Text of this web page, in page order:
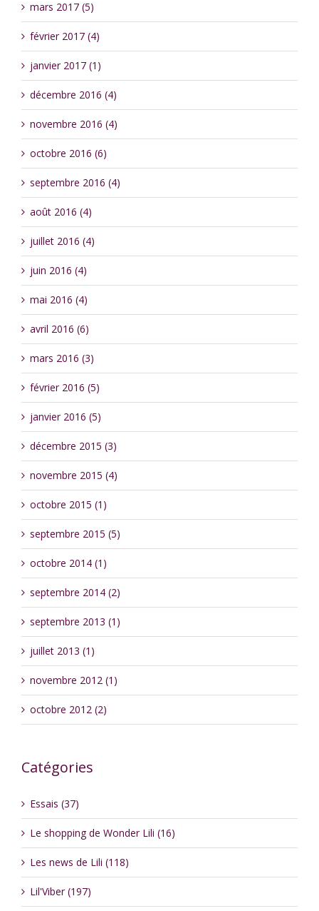
mars 2017 (5)
février 2017 (4)
janvier 2017 (1)
décembre 2016 (4)
novembre 2016 (4)
octobre 2016 (6)
septembre 2016 (4)
août 2016 (4)
juillet 2016 (4)
juin 2016 (4)
mai 2016 (4)
avril 2016 (6)
mars 2016 (3)
février 2016 (5)
janvier 2016 (5)
décembre 2015 (3)
novembre 2015 (4)
octobre 2015 (1)
septembre 2015 (5)
octobre 2014 (1)
septembre 2014 (2)
septembre 2013 (1)
juillet 2013 (1)
novembre 2012 (1)
octobre 2012 (2)
Catégories
Essais (37)
Le shopping de Wonder Lili (16)
Les news de Lili (118)
Lil'Viber (197)